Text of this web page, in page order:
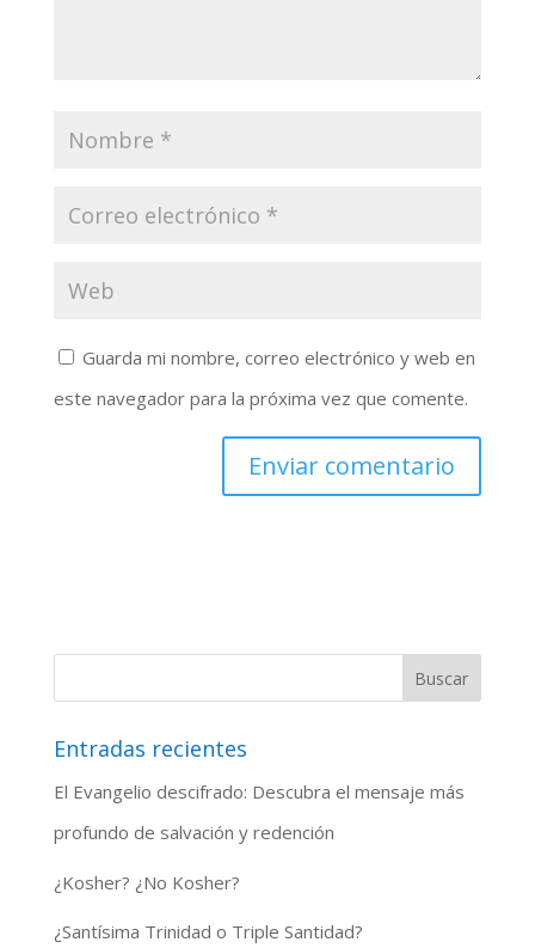
Guarda mi nombre, correo electrónico y web en
este navegador para la próxima vez que comente.
Entradas recientes
El Evangelio descifrado: Descubra el mensaje más
profundo de salvación y redención
¿Kosher? ¿No Kosher?
¿Santísima Trinidad o Triple Santidad?